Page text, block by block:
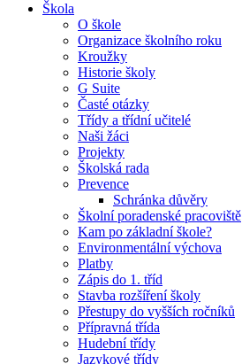
Škola
O škole
Organizace školního roku
Kroužky
Historie školy
G Suite
Časté otázky
Třídy a třídní učitelé
Naši žáci
Projekty
Školská rada
Prevence
Schránka důvěry
Školní poradenské pracoviště
Kam po základní škole?
Environmentální výchova
Platby
Zápis do 1. tříd
Stavba rozšíření školy
Přestupy do vyšších ročníků
Přípravná třída
Hudební třídy
Jazykové třídy